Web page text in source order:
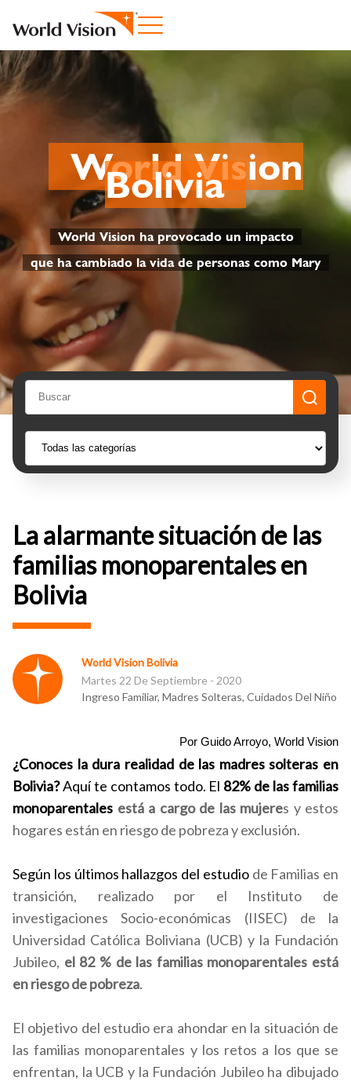
World Vision
Bolivia
World Vision ha provocado un impacto
que ha cambiado la vida de personas como Mary
La alarmante situación de las
familias monoparentales en
Bolivia
World Vision Bolivia
Martes 22 De Septiembre - 2020
Ingreso Familiar, Madres Solteras, Cuidados Del Niño
Por Guido Arroyo, World Vision
¿Conoces la dura realidad de las madres solteras en
Bolivia?Aquí te contamos todo. El 82% de las familias
monoparentales está a cargo de las mujeres y estos
hogares están en riesgo de pobreza y exclusión.
Según los últimos hallazgos del estudio de Familias en
transición, realizado por el Instituto de
investigaciones Socio-económicas (IISEC) de la
Universidad Católica Boliviana (UCB) y la Fundación
Jubileo, el 82 % de las familias monoparentales está
en riesgo de pobreza.
El objetivo del estudio era ahondar en la situación de
las familias monoparentales y los retos a los que se
enfrentan, la UCB y la Fundación Jubileo ha dibujado